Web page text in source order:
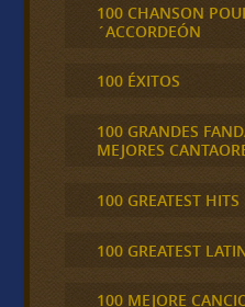
100 CHANSON
´ACCORDEÓN
100 ÉXITOS
100 GRANDES
MEJORES
100 GREATEST HITS
100 GREATEST
100 MEJORE